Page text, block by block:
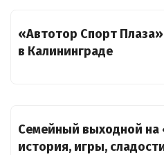
«Автотор Спорт
в Калининграде
Семейный выходной
история, игры,